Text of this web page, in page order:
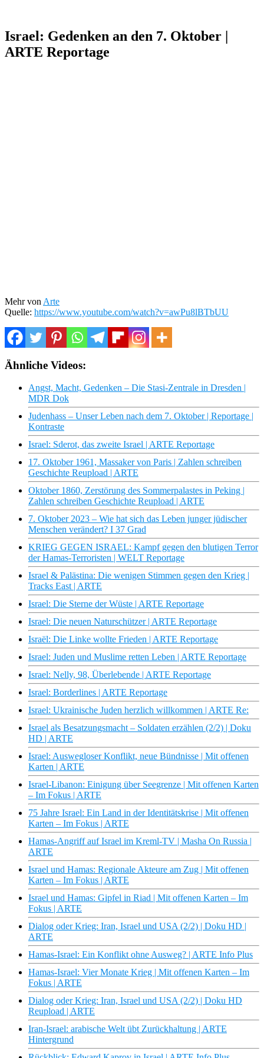
Israel: Gedenken an den 7. Oktober |
ARTE Reportage
Mehr von Arte
Quelle: https://www.youtube.com/watch?v=awPu8lBTbUU
Ähnliche Videos:
Angst, Macht, Gedenken – Die Stasi-Zentrale in Dresden |
MDR Dok
Judenhass – Unser Leben nach dem 7. Oktober | Reportage |
Kontraste
Israel: Sderot, das zweite Israel | ARTE Reportage
17. Oktober 1961, Massaker von Paris | Zahlen schreiben
Geschichte Reupload | ARTE
Oktober 1860, Zerstörung des Sommerpalastes in Peking |
Zahlen schreiben Geschichte Reupload | ARTE
7. Oktober 2023 – Wie hat sich das Leben junger jüdischer
Menschen verändert? I 37 Grad
KRIEG GEGEN ISRAEL: Kampf gegen den blutigen Terror
der Hamas-Terroristen | WELT Reportage
Israel & Palästina: Die wenigen Stimmen gegen den Krieg |
Tracks East | ARTE
Israel: Die Sterne der Wüste | ARTE Reportage
Israel: Die neuen Naturschützer | ARTE Reportage
Israël: Die Linke wollte Frieden | ARTE Reportage
Israel: Juden und Muslime retten Leben | ARTE Reportage
Israel: Nelly, 98, Überlebende | ARTE Reportage
Israel: Borderlines | ARTE Reportage
Israel: Ukrainische Juden herzlich willkommen | ARTE Re:
Israel als Besatzungsmacht – Soldaten erzählen (2/2) | Doku
HD | ARTE
Israel: Auswegloser Konflikt, neue Bündnisse | Mit offenen
Karten | ARTE
Israel-Libanon: Einigung über Seegrenze | Mit offenen Karten
– Im Fokus | ARTE
75 Jahre Israel: Ein Land in der Identitätskrise | Mit offenen
Karten – Im Fokus | ARTE
Hamas-Angriff auf Israel im Kreml-TV | Masha On Russia |
ARTE
Israel und Hamas: Regionale Akteure am Zug | Mit offenen
Karten – Im Fokus | ARTE
Israel und Hamas: Gipfel in Riad | Mit offenen Karten – Im
Fokus | ARTE
Dialog oder Krieg: Iran, Israel und USA (2/2) | Doku HD |
ARTE
Hamas-Israel: Ein Konflikt ohne Ausweg? | ARTE Info Plus
Hamas-Israel: Vier Monate Krieg | Mit offenen Karten – Im
Fokus | ARTE
Dialog oder Krieg: Iran, Israel und USA (2/2) | Doku HD
Reupload | ARTE
Iran-Israel: arabische Welt übt Zurückhaltung | ARTE
Hintergrund